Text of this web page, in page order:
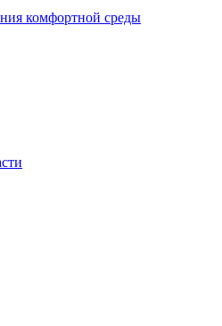
комфортной среды